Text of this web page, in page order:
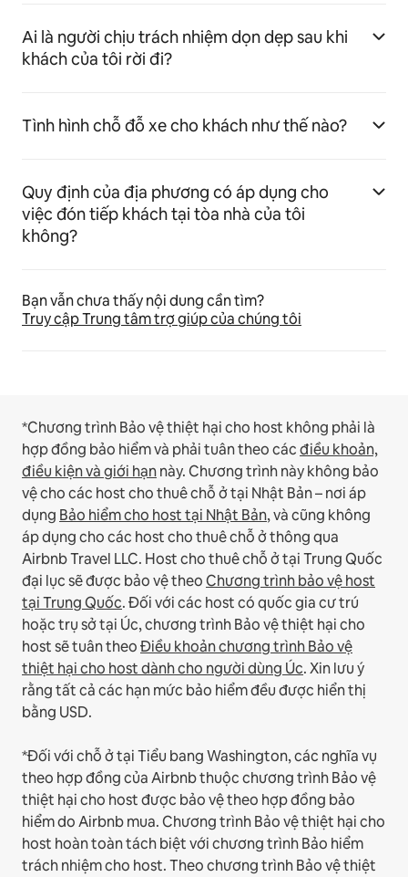
Ai là người chịu trách nhiệm dọn dẹp sau khi
khách của tôi rời đi?
Tình hình chỗ đỗ xe cho khách như thế nào?
Quy định của địa phương có áp dụng cho
việc đón tiếp khách tại tòa nhà của tôi
không?
Bạn vẫn chưa thấy nội dung cần tìm?
Truy cập Trung tâm trợ giúp của chúng tôi
*Chương trình Bảo vệ thiệt hại cho host không phải là
hợp đồng bảo hiểm và phải tuân theo cácđiều khoản,
điều kiện và giới hạnnày.Chương trình này không bảo
vệ cho các host cho thuê chỗ ở tại Nhật Bản – nơi áp
dụng Bảo hiểm cho host tại Nhật Bản, và cũng không
áp dụng cho các host cho thuê chỗ ở thông qua
Airbnb Travel LLC. Host cho thuê chỗ ở tại Trung Quốc
đại lục sẽ được bảo vệ theoChương trình bảo vệ host
tại Trung Quốc.Đối với các host có quốc gia cư trú
hoặc trụ sở tại Úc, chương trình Bảo vệ thiệt hại cho
host sẽ tuân theoĐiều khoản chương trình Bảo vệ
thiệt hại cho host dành cho người dùng Úc. Xin lưu ý
rằng tất cả các hạn mức bảo hiểm đều được hiển thị
bằng USD.
*Đối với chỗ ở tại Tiểu bang Washington, các nghĩa vụ
theo hợp đồng của Airbnb thuộc chương trình Bảo vệ
thiệt hại cho host được bảo vệ theo hợp đồng bảo
hiểm do Airbnb mua. Chương trình Bảo vệ thiệt hại cho
host hoàn toàn tách biệt với chương trình Bảo hiểm
trách nhiệm cho host. Theo chương trình Bảo vệ thiệt